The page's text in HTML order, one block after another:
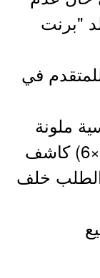
"برنت
في
ملونة
خلفية بيضاء حديثة ، مقاس (4×6) كاشف
الطلب خلف